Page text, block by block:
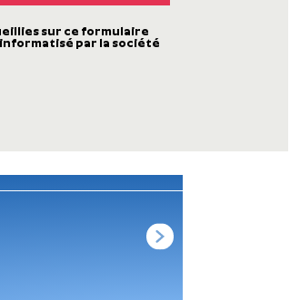
sur ce formulaire
par la société